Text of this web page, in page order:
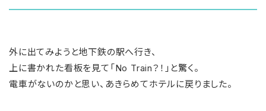
外に出てみようと地下鉄の駅へ行き、
上に書かれた看板を見て「No Train？！」と驚く。
電車がないのかと思い、あきらめてホテルに戻りました。